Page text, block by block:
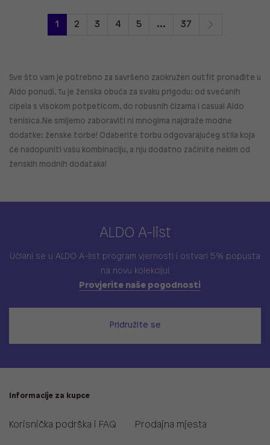
1 2 3 4 5 ... 37
Sve što vam je potrebno za savršeno zaokružen outfit pronađite u
Aldo ponudi. Tu je ženska obuća za svaku prigodu: od svečanih
cipela s visokom potpeticom, do robusnih čizama i casual Aldo
tenisica.Ne smijemo zaboraviti ni mnogima najdraže modne
dodatke: ženske torbe! Odaberite torbu odgovarajućeg stila koja
će nadopuniti vašu kombinaciju, a nju dodatno začinite nekim od
ženskih modnih dodataka!
ALDO A-list
Učlani se u ALDO A-list program vjernosti i ostvari 5% popusta
na novu kolekciju!
Provjerite naše pogodnosti
Pridružite se
Informacije za kupce
Korisnička podrška i FAQ Prodajna mjesta